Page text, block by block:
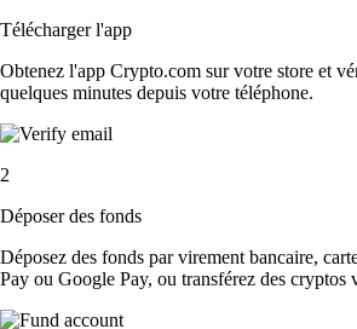
Télécharger l'app
Obtenez l'app Crypto.com sur votre store et
quelques minutes depuis votre téléphone.
2
Déposer des fonds
Déposez des fonds par virement bancaire,
Pay ou Google Pay, ou transférez des cryptos